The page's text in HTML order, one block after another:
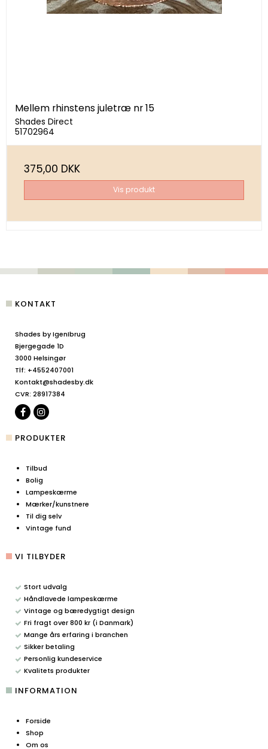
Mellem rhinstens juletræ nr 15
Shades Direct
51702964
375,00 DKK
Vis produkt
KONTAKT
Shades by IgenIbrug
Bjergegade 1D
3000 Helsingør
Tlf: +4552407001
Kontakt@shadesby.dk
CVR: 28917384
PRODUKTER
Tilbud
Bolig
Lampeskærme
Mærker/kunstnere
Til dig selv
Vintage fund
VI TILBYDER
Stort udvalg
Håndlavede lampeskærme
Vintage og bæredygtigt design
Fri fragt over 800 kr (i Danmark)
Mange års erfaring i branchen
Sikker betaling
Personlig kundeservice
Kvalitets produkter
INFORMATION
Forside
Shop
Om os